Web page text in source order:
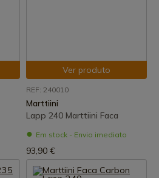
Ver produto
REF: 240010
Marttiini
Lapp 240 Marttiini Faca
Em stock - Envio imediato
93,90 €